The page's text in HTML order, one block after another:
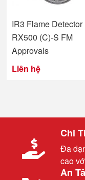
IR3 Flame Detector
RX500 (C)-S FM
Approvals
Liên hệ
Chi
Đa
cao
An